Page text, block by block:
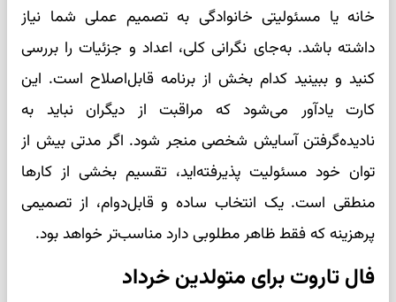
خانه یا مسئولیتی خانوادگی به تصمیم عملی شما نیاز
داشته باشد. به‌جای نگرانی کلی، اعداد و جزئیات را بررسی
کنید و ببینید کدام بخش از برنامه قابل‌اصلاح است. این
کارت یادآور می‌شود که مراقبت از دیگران نباید به
نادیده‌گرفتن آسایش شخصی منجر شود. اگر مدتی بیش از
توان خود مسئولیت پذیرفته‌اید، تقسیم بخشی از کارها
منطقی است. یک انتخاب ساده و قابل‌دوام، از تصمیمی
پرهزینه که فقط ظاهر مطلوبی دارد مناسب‌تر خواهد بود.
فال تاروت برای متولدین خرداد